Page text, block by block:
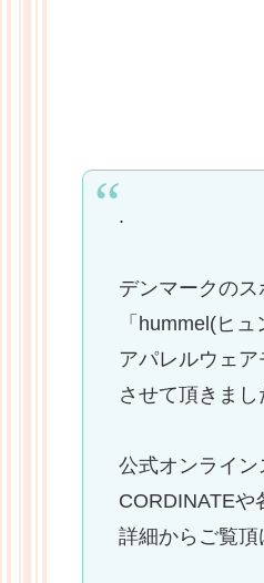
.
デンマークのス
「hummel(ヒ
アパレルウェア
させて頂きまし
公式オンライン
CORDINATEや
詳細からご覧頂